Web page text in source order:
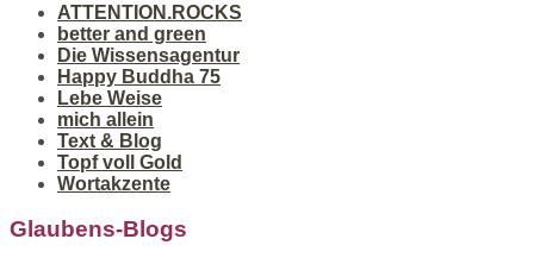
ATTENTION.ROCKS
better and green
Die Wissensagentur
Happy Buddha 75
Lebe Weise
mich allein
Text & Blog
Topf voll Gold
Wortakzente
Glaubens-Blogs